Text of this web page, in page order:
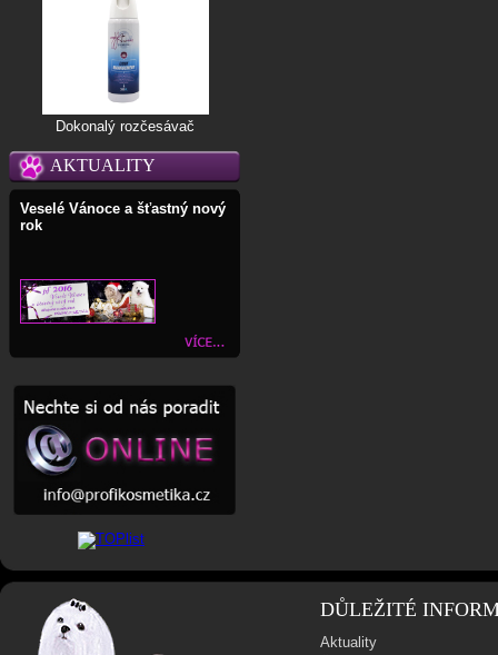
Dokonalý rozčesávač
AKTUALITY
Veselé Vánoce a šťastný nový
rok
DŮLEŽITÉ
Aktuality